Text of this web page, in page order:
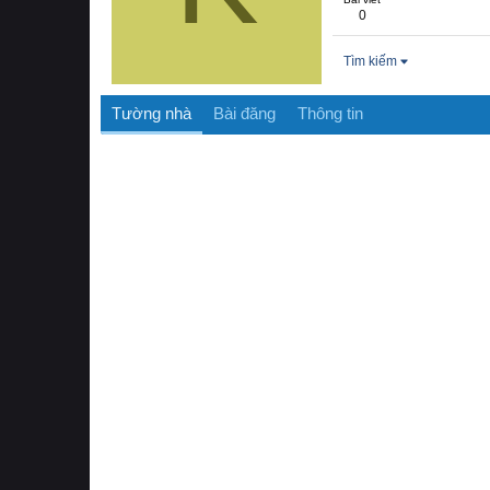
0
Tìm kiếm
Tường nhà Bài đăng Thông tin